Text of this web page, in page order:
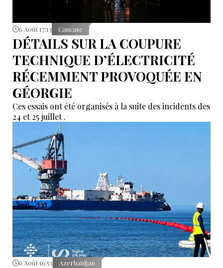
6 Août 17:13 Caucase
DÉTAILS SUR LA COUPURE
TECHNIQUE D’ÉLECTRICITÉ
RÉCEMMENT PROVOQUÉE EN
GÉORGIE
Ces essais ont été organisés à la suite des incidents des
24 et 25 juillet .
6 Août 16:53 Azerbaïdjan